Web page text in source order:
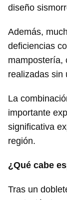
Para poder
iniciar sesión
diseño
Además,
deficiencias
mampostería,
realizadas sin
La
importante
significativa
región.
¿Qué cabe
Tras un